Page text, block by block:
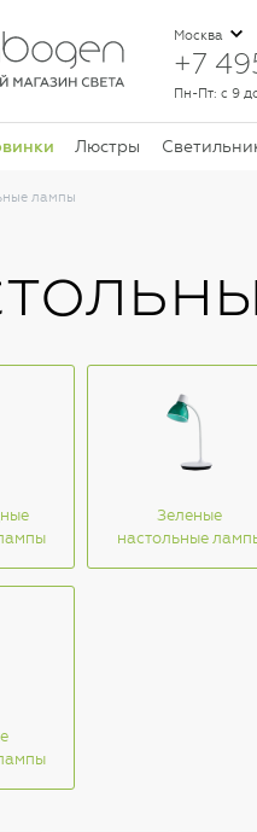
Москва
+7
Пн-Пт: с 9
Люстры
лампы
Зеленые
настольные